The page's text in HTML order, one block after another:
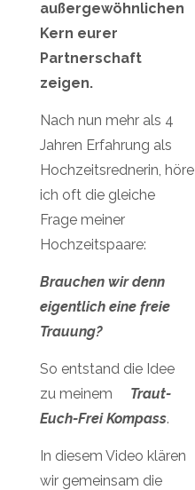
außergewöhnlichen
Kern eurer
Partnerschaft
zeigen.
Nach nun mehr als 4
Jahren Erfahrung als
Hochzeitsrednerin, höre
ich oft die gleiche
Frage meiner
Hochzeitspaare:
Brauchen wir denn
eigentlich eine freie
Trauung?
So entstand die Idee
zu meinem Traut-
Euch-Frei Kompass.
In diesem Video klären
wir gemeinsam die